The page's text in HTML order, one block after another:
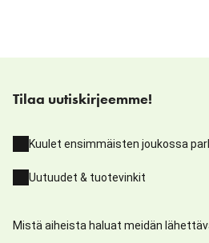
Tilaa uutiskirjeemme!
Kuulet ensimmäisten joukossa
Uutuudet & tuotevinkit
Mistä aiheista haluat meidän